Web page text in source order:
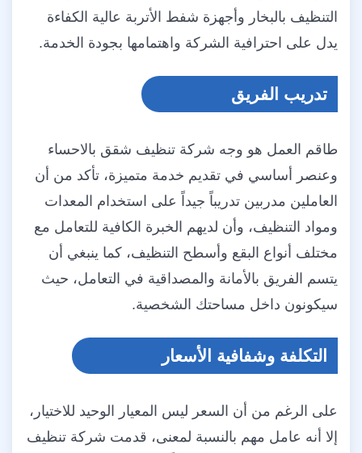
التنظيف بالبخار وأجهزة شفط الأتربة عالية الكفاءة
يدل على احترافية الشركة واهتمامها بجودة الخدمة.
تدريب الفريق
طاقم العمل هو وجه شركة تنظيف شقق بالاحساء
وعنصر أساسي في تقديم خدمة متميزة، تأكد من أن
العاملين مدربين تدريباً جيداً على استخدام المعدات
ومواد التنظيف، وأن لديهم الخبرة الكافية للتعامل مع
مختلف أنواع البقع وأسطح التنظيف، كما ينبغي أن
يتسم الفريق بالأمانة والمصداقية في التعامل، حيث
سيكونون داخل مساحتك الشخصية.
التكلفة وشفافية الأسعار
على الرغم من أن السعر ليس المعيار الوحيد للاختيار،
إلا أنه عامل مهم بالنسبة لمعنى، قدمت شركة تنظيف